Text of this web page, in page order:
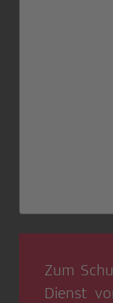
Zum
Dienst